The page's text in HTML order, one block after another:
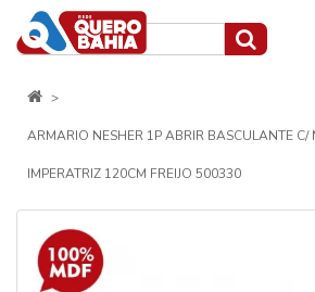
ARMARIO NESHER 1P ABRIR BASCULANTE
IMPERATRIZ 120CM FREIJO 500330